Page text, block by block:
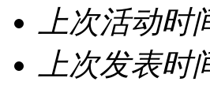
上次活动时
上次发表时